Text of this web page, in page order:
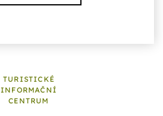
TURISTICKÉ
INFORMAČNÍ
CENTRUM